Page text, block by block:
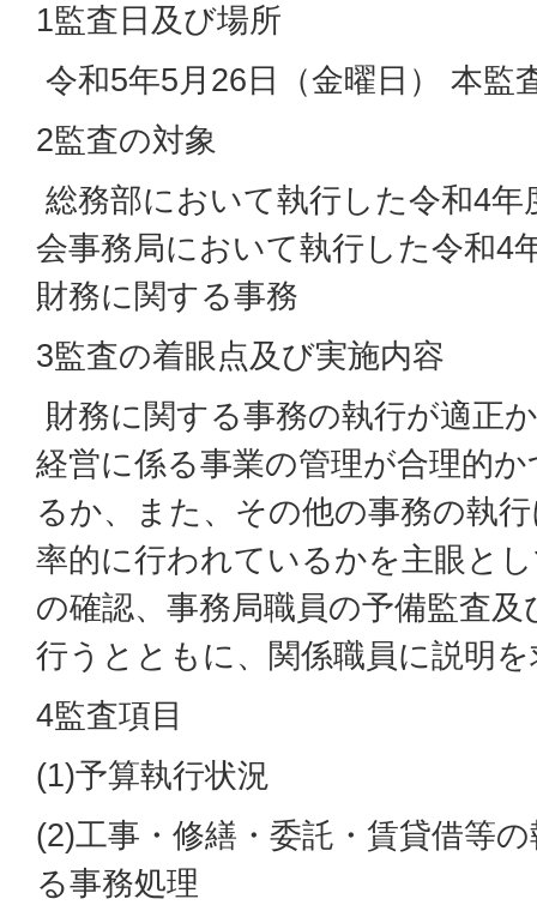
1監査日及び場所
令和5年5月26日（金曜日） 本監
2監査の対象
総務部において執行した令和4年
会事務局において執行した令和4
財務に関する事務
3監査の着眼点及び実施内容
財務に関する事務の執行が適正
経営に係る事業の管理が合理的
るか、また、その他の事務の執
率的に行われているかを主眼と
の確認、事務局職員の予備監査
行うとともに、関係職員に説明
4監査項目
(1)予算執行状況
(2)工事・修繕・委託・賃貸借等
る事務処理